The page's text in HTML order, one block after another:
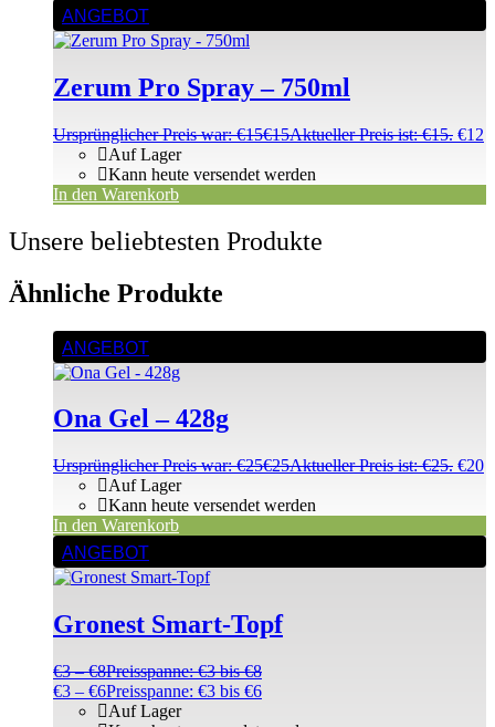
ANGEBOT
Zerum Pro Spray – 750ml
Ursprünglicher Preis war: €15€15Aktueller Preis ist: €15. €12
Auf Lager
Kann heute versendet werden
In den Warenkorb
Unsere beliebtesten Produkte
Ähnliche Produkte
ANGEBOT
Ona Gel – 428g
Ursprünglicher Preis war: €25€25Aktueller Preis ist: €25. €20
Auf Lager
Kann heute versendet werden
In den Warenkorb
ANGEBOT
Gronest Smart-Topf
€3 –€8Preisspanne: €3 bis €8
€3 – €6Preisspanne: €3 bis €6
Auf Lager